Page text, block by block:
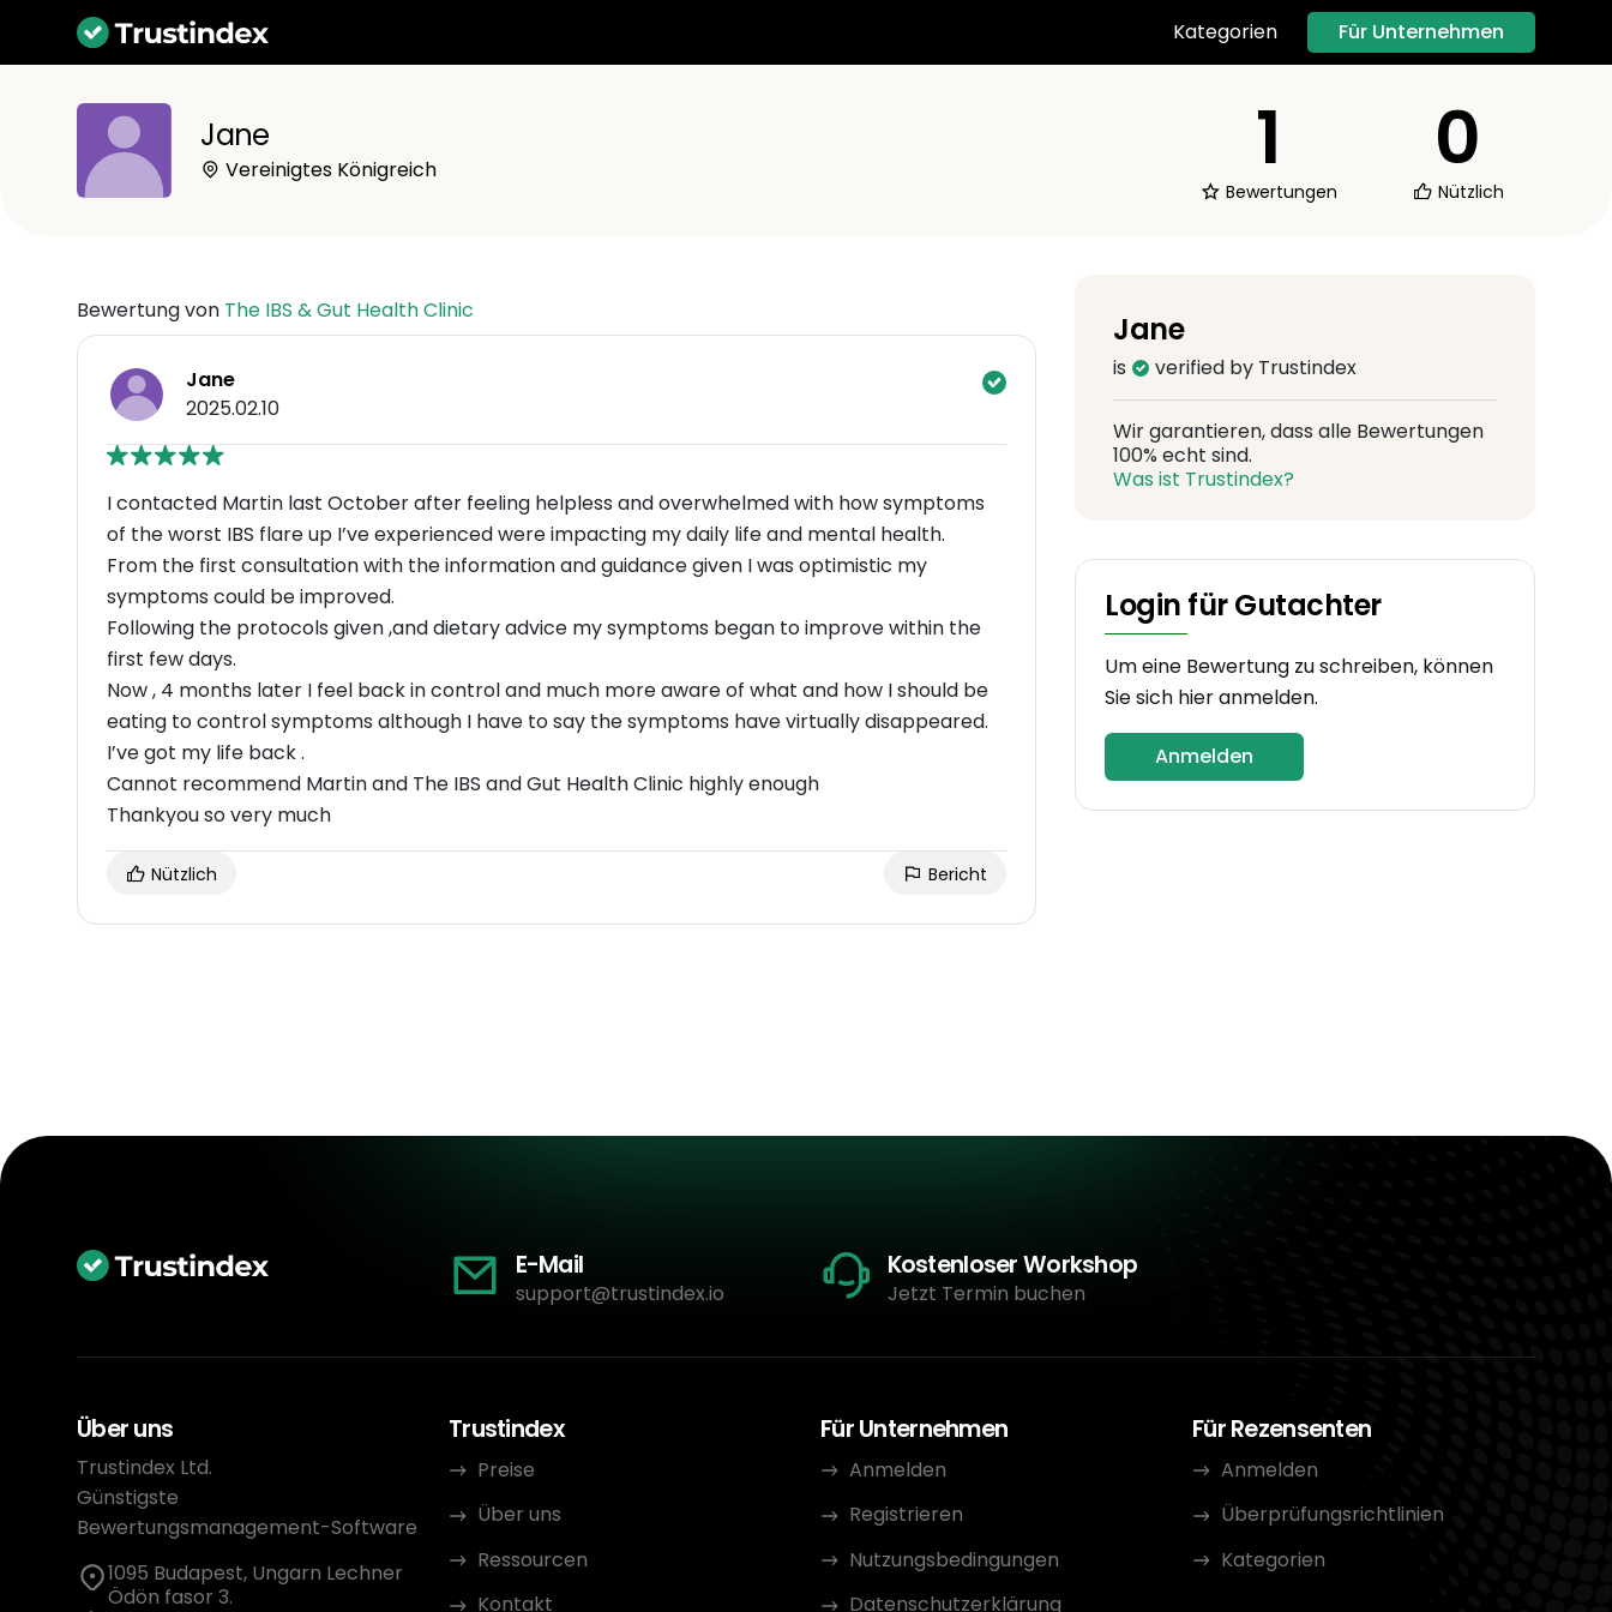
Kategorien Für Unternehmen
Jane
Vereinigtes Königreich 1
Bewertungen
0
Nützlich
Bewertung von The IBS & Gut Health Clinic
Jane
2025.02.10
I contacted Martin last October after feeling helpless and overwhelmed with how symptoms
of the worst IBS flare up I’ve experienced were impacting my daily life and mental health.
From the first consultation with the information and guidance given I was optimistic my
symptoms could be improved.
Following the protocols given ,and dietary advice my symptoms began to improve within the
first few days.
Now , 4 months later I feel back in control and much more aware of what and how I should be
eating to control symptoms although I have to say the symptoms have virtually disappeared.
I’ve got my life back .
Cannot recommend Martin and The IBS and Gut Health Clinic highly enough
Thankyou so very much
Nützlich Bericht
Jane
is verified by Trustindex
Wir garantieren, dass alle Bewertungen
100% echt sind.
Was ist Trustindex?
Login für Gutachter
Um eine Bewertung zu schreiben, können
Sie sich hier anmelden.
Anmelden
E-Mail
support@trustindex.io
Kostenloser Workshop
Jetzt Termin buchen
Über uns
Trustindex Ltd.
Günstigste
Bewertungsmanagement-Software
1095 Budapest, Ungarn Lechner
Ödön fasor 3.
Trustindex
Preise
Über uns
Ressourcen
Kontakt
Für Unternehmen
Anmelden
Registrieren
Nutzungsbedingungen
Datenschutzerklärung
Für Rezensenten
Anmelden
Überprüfungsrichtlinien
Kategorien